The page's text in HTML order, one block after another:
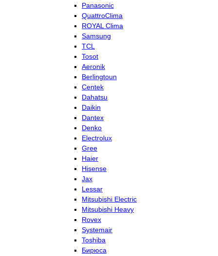
Panasonic
QuattroClima
ROYAL Clima
Samsung
TCL
Tosot
Aeronik
Berlingtoun
Centek
Dahatsu
Daikin
Dantex
Denko
Electrolux
Gree
Haier
Hisense
Jax
Lessar
Mitsubishi Electric
Mitsubishi Heavy
Rovex
Systemair
Toshiba
Бирюса